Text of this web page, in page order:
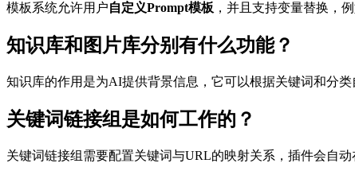
模板系统允许用户自定义Prompt模板 ，并且支持变量替换，
知识库和图片库分别有什么功能？
知识库的作用是为AI提供背景信息，它可以根据关键词和分
关键词链接组是如何工作的？
关键词链接组需要配置关键词与URL的映射关系，插件会自